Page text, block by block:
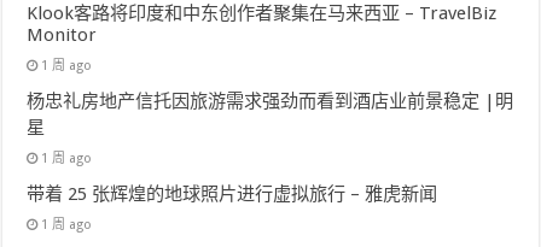
Klook客路将印度和中东创作者聚集在马来西亚 – TravelBiz
Monitor
1 周 ago
杨忠礼房地产信托因旅游需求强劲而看到酒店业前景稳定 |明
星
1 周 ago
带着 25 张辉煌的地球照片进行虚拟旅行 – 雅虎新闻
1 周 ago